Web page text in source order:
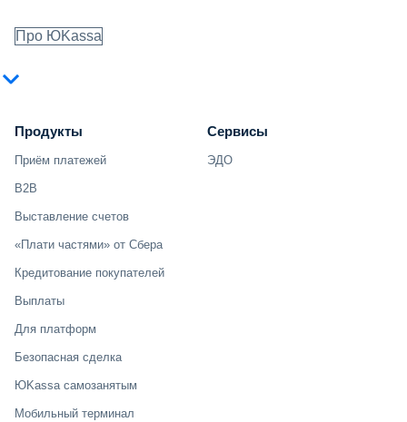
Про ЮKassa
Продукты
Приём платежей
B2B
Выставление счетов
«Плати частями» от Сбера
Кредитование покупателей
Выплаты
Для платформ
Безопасная сделка
ЮKassa самозанятым
Мобильный терминал
Сервисы
ЭДО